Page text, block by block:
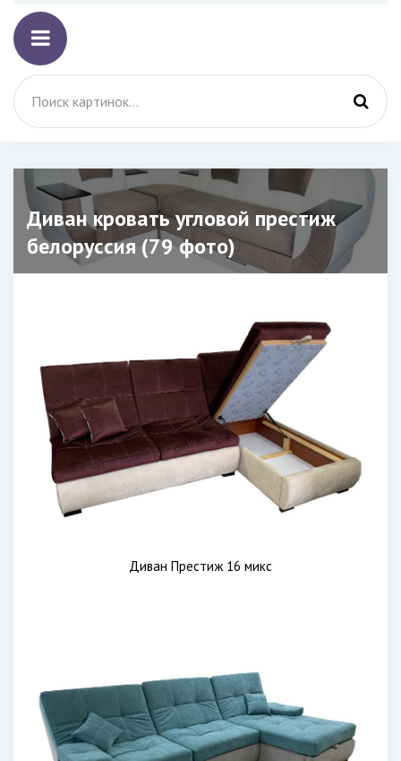
Диван кровать угловой престиж
белоруссия (79 фото)
Диван Престиж 16 микс